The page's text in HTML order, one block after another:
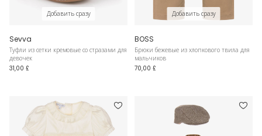
Добавить сразу
Sevva
Туфли из сетки кремовые со стразами для
девочек
31,00 £
Добавить сразу
BOSS
Брюки бежевые из хлопкового твила для
мальчиков
70,00 £